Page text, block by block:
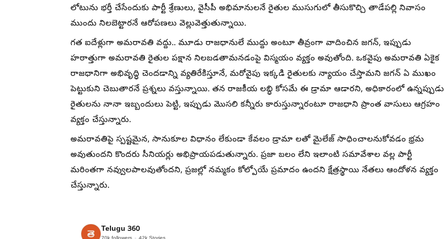
లోటును భర్తీ చేసేందుకు పార్టీ శ్రేణులు, వైసీపీ అభిమానులనే రైతుల ముసుగులో తీసుకొచ్చి తాడేపల్లి నివాసం
ముందు నిలబెట్టారనే ఆరోపణలు వెల్లువెత్తుతున్నాయి.
గత ఐదేళ్లుగా అమరావతి వద్దు.. మూడు రాజధానులే ముద్దు అంటూ తీవ్రంగా వాదించిన జగన్, ఇప్పుడు
హఠాత్తుగా అమరావతి రైతుల పక్షాన నిలబడతామనడంపై విస్మయం వ్యక్తం అవుతోంది. ఒకవైపు అమరావతి ఏకైక
రాజధానిగా అభివృద్ధి చెందడాన్ని వ్యతిరేకిస్తూనే, మరోవైపు ఇక్కడి రైతులకు న్యాయం చేస్తామని జగన్ ఏ ముఖం
పెట్టుకుని చెబుతారనే ప్రశ్నలు వస్తున్నాయి. తన రాజకీయ లబ్ధి కోసమే ఈ డ్రామా ఆడారని, అధికారంలో ఉన్నప్పుడు
రైతులను నానా ఇబ్బందులు పెట్టి, ఇప్పుడు మొసలి కన్నీరు కారుస్తున్నారంటూ రాజధాని ప్రాంత వాసులు ఆగ్రహం
వ్యక్తం చేస్తున్నారు.
అమరావతిపై స్పష్టమైన, సానుకూల విధానం లేకుండా కేవలం డ్రామా లతో మైలేజ్ సాధించాలనుకోవడం భ్రమ
అవుతుందని కొందరు సీనియర్లు అభిప్రాయపడుతున్నారు. ప్రజా బలం లేని ఇలాంటి సమావేశాల వల్ల పార్టీ
మరింతగా నవ్వులపాలవుతోందని, ప్రజల్లో నమ్మకం కోల్పోయే ప్రమాదం ఉందని క్షేత్రస్థాయి నేతలు ఆందోళన వ్యక్తం
చేస్తున్నారు.
Telugu 360